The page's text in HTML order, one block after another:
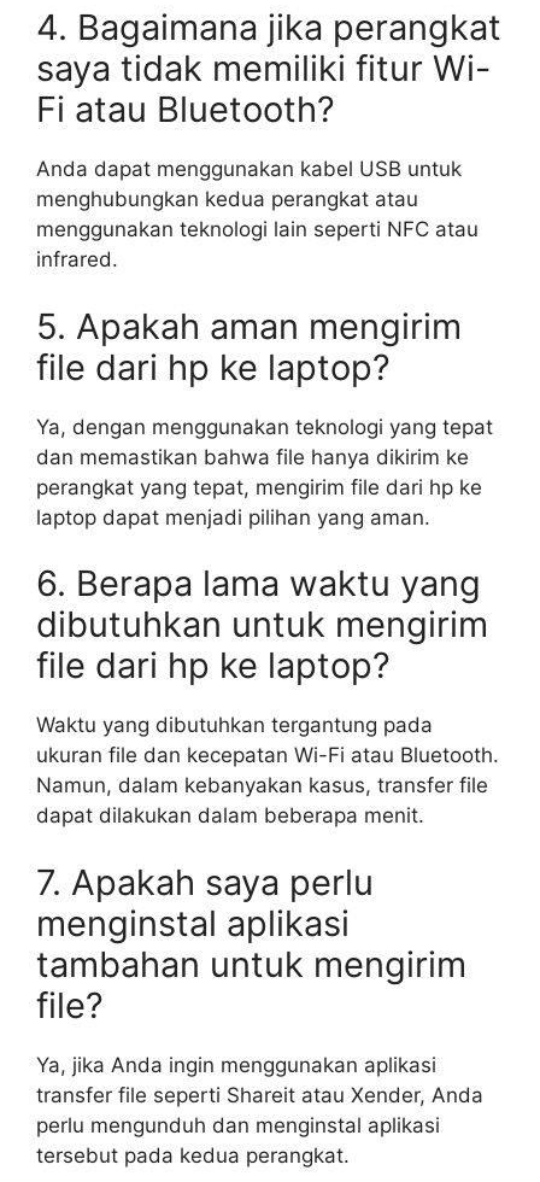
4. Bagaimana jika perangkat
saya tidak memiliki fitur Wi-
Fi atau Bluetooth?
Anda dapat menggunakan kabel USB untuk
menghubungkan kedua perangkat atau
menggunakan teknologi lain seperti NFC atau
infrared.
5. Apakah aman mengirim
file dari hp ke laptop?
Ya, dengan menggunakan teknologi yang tepat
dan memastikan bahwa file hanya dikirim ke
perangkat yang tepat, mengirim file dari hp ke
laptop dapat menjadi pilihan yang aman.
6. Berapa lama waktu yang
dibutuhkan untuk mengirim
file dari hp ke laptop?
Waktu yang dibutuhkan tergantung pada
ukuran file dan kecepatan Wi-Fi atau Bluetooth.
Namun, dalam kebanyakan kasus, transfer file
dapat dilakukan dalam beberapa menit.
7. Apakah saya perlu
menginstal aplikasi
tambahan untuk mengirim
file?
Ya, jika Anda ingin menggunakan aplikasi
transfer file seperti Shareit atau Xender, Anda
perlu mengunduh dan menginstal aplikasi
tersebut pada kedua perangkat.